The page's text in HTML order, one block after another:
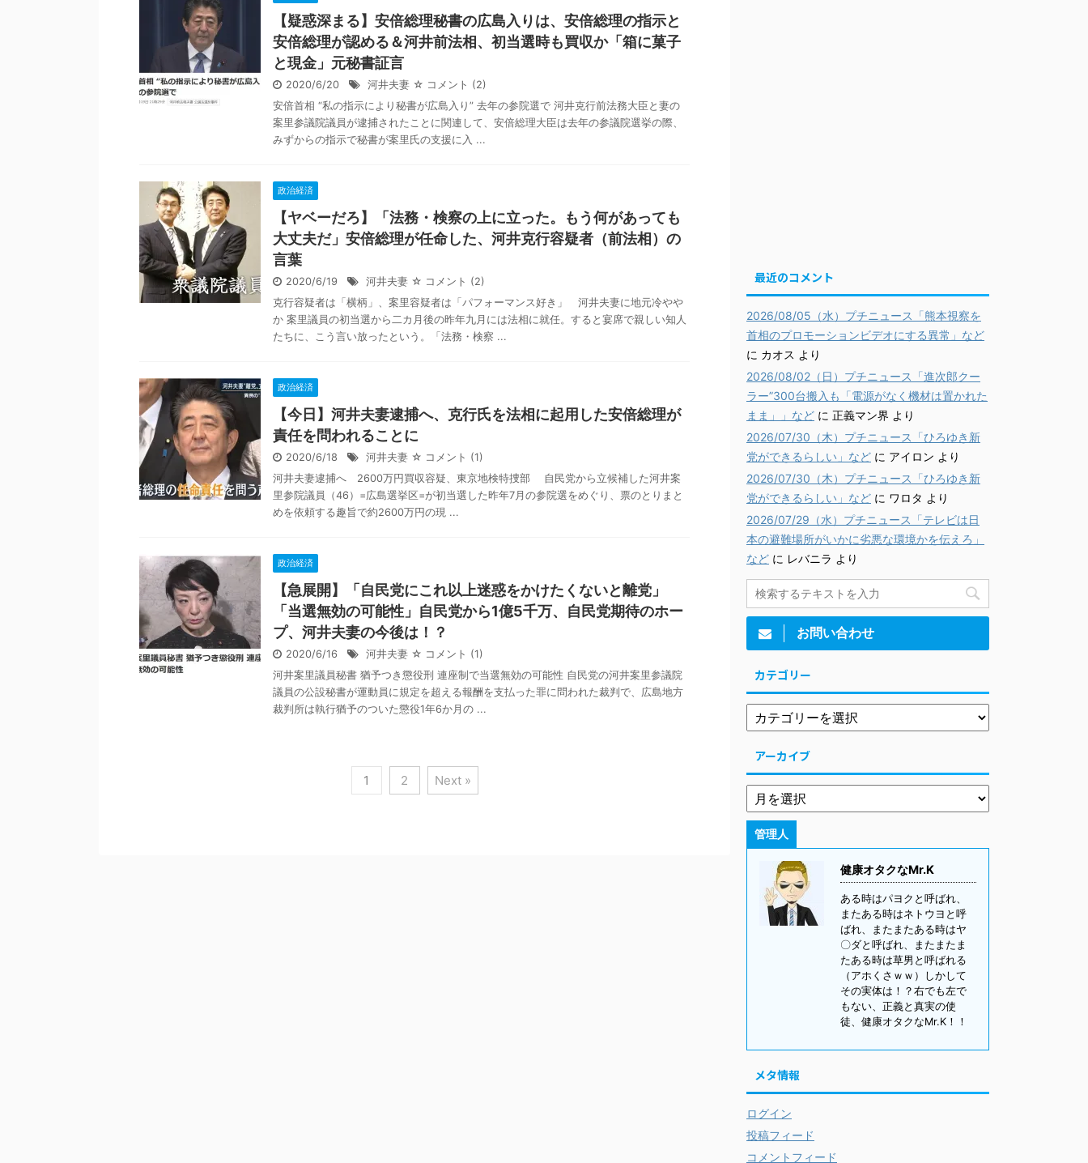
【疑惑深まる】安倍総理秘書の広島入りは、安倍総理の指示と
安倍総理が認める＆河井前法相、初当選時も買収か「箱に菓子
と現金」元秘書証言
2020/6/20 河井夫妻 ☆ コメント (2)
安倍首相 “私の指示により秘書が広島入り” 去年の参院選で 河井克行前法務大臣と妻の
案里参議院議員が逮捕されたことに関連して、安倍総理大臣は去年の参議院選挙の際、
みずからの指示で秘書が案里氏の支援に入 ...
政治経済
【ヤベーだろ】「法務・検察の上に立った。もう何があっても
大丈夫だ」安倍総理が任命した、河井克行容疑者（前法相）の
言葉
2020/6/19 河井夫妻 ☆ コメント (2)
克行容疑者は「横柄」、案里容疑者は「パフォーマンス好き」 河井夫妻に地元冷やや
か 案里議員の初当選から二カ月後の昨年九月には法相に就任。すると宴席で親しい知人
たちに、こう言い放ったという。「法務・検察 ...
政治経済
【今日】河井夫妻逮捕へ、克行氏を法相に起用した安倍総理が
責任を問われることに
2020/6/18 河井夫妻 ☆ コメント (1)
河井夫妻逮捕へ 2600万円買収容疑、東京地検特捜部 自民党から立候補した河井案
里参院議員（46）=広島選挙区=が初当選した昨年7月の参院選をめぐり、票のとりまと
めを依頼する趣旨で約2600万円の現 ...
政治経済
【急展開】「自民党にこれ以上迷惑をかけたくないと離党」
「当選無効の可能性」自民党から1億5千万、自民党期待のホー
プ、河井夫妻の今後は！？
2020/6/16 河井夫妻 ☆ コメント (1)
河井案里議員秘書 猶予つき懲役刑 連座制で当選無効の可能性 自民党の河井案里参議院
議員の公設秘書が運動員に規定を超える報酬を支払った罪に問われた裁判で、広島地方
裁判所は執行猶予のついた懲役1年6か月の ...
1 2 Next »
最近のコメント
2026/08/05（水）プチニュース「熊本視察を
首相のプロモーションビデオにする異常」など
に カオス より
2026/08/02（日）プチニュース「進次郎クー
ラー”300台搬入も「電源がなく機材は置かれた
まま」」など に 正義マン界 より
2026/07/30（木）プチニュース「ひろゆき新
党ができるらしい」など に アイロン より
2026/07/30（木）プチニュース「ひろゆき新
党ができるらしい」など に ワロタ より
2026/07/29（水）プチニュース「テレビは日
本の避難場所がいかに劣悪な環境かを伝えろ」
など に レバニラ より
お問い合わせ
カテゴリー
アーカイブ
管理人
健康オタクなMr.K
ある時はパヨクと呼ばれ、
またある時はネトウヨと呼
ばれ、またまたある時はヤ
〇ダと呼ばれ、またまたま
たある時は草男と呼ばれる
（アホくさｗｗ）しかして
その実体は！？右でも左で
もない、正義と真実の使
徒、健康オタクなMr.K！！
メタ情報
ログイン
投稿フィード
コメントフィード